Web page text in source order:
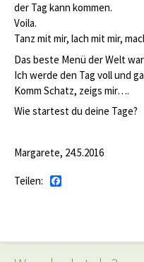
der Tag kann kommen.
Voila.
Tanz mit mir, lach mit mir,
Das beste Menü der Welt
Ich werde den Tag voll und
Komm Schatz, zeigs mir….
Wie startest du deine Tage?
Margarete, 24.5.2016
Teilen: